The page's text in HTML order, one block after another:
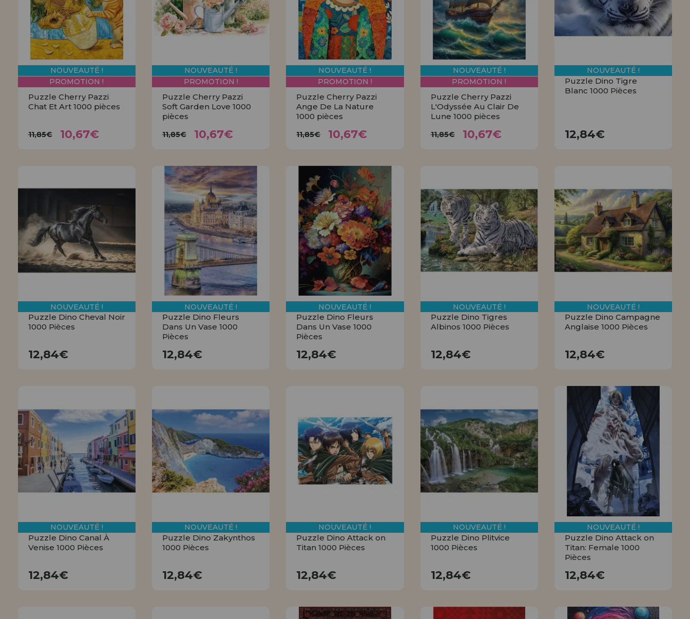
INFORMATION
info@maisondespuzzles.fr
Allez-y! Nous vous attendions.
NOUVEAU CLIENT
Allez-y! Nous vous attendions.
ENREGISTREMENT
DISTRIBUTEUR
NOUVEAUTÉ !
PROMOTION !
Puzzle Cherry Pazzi
Chat Et Art 1000 pièces
11,85€ 10,67€
NOUVEAUTÉ !
PROMOTION !
Puzzle Cherry Pazzi
Soft Garden Love 1000
pièces
11,85€ 10,67€
NOUVEAUTÉ !
PROMOTION !
Puzzle Cherry Pazzi
Ange De La Nature
1000 pièces
11,85€ 10,67€
NOUVEAUTÉ !
PROMOTION !
Puzzle Cherry Pazzi
L'Odyssée Au Clair De
Lune 1000 pièces
11,85€ 10,67€
NOUVEAUTÉ !
Puzzle Dino Tigre
Blanc 1000 Pièces
12,84€
NOUVEAUTÉ !
Puzzle Dino Cheval Noir
1000 Pièces
12,84€
NOUVEAUTÉ !
Puzzle Dino Fleurs
Dans Un Vase 1000
Pièces
12,84€
NOUVEAUTÉ !
Puzzle Dino Fleurs
Dans Un Vase 1000
Pièces
12,84€
NOUVEAUTÉ !
Puzzle Dino Tigres
Albinos 1000 Pièces
12,84€
NOUVEAUTÉ !
Puzzle Dino Campagne
Anglaise 1000 Pièces
12,84€
NOUVEAUTÉ !
Puzzle Dino Canal À
Venise 1000 Pièces
12,84€
NOUVEAUTÉ !
Puzzle Dino Zakynthos
1000 Pièces
12,84€
NOUVEAUTÉ !
Puzzle Dino Attack on
Titan 1000 Pièces
12,84€
NOUVEAUTÉ !
Puzzle Dino Plitvice
1000 Pièces
12,84€
NOUVEAUTÉ !
Puzzle Dino Attack on
Titan: Female 1000
Pièces
12,84€